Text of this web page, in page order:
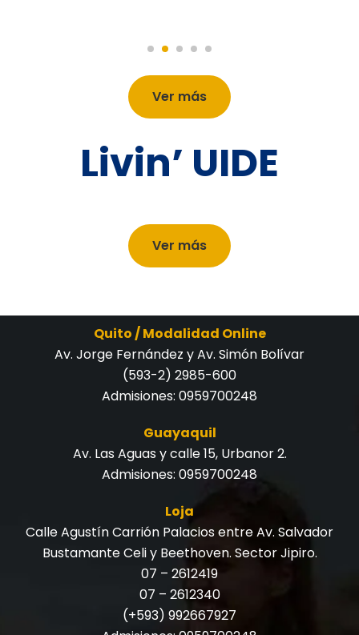
Ver más
Livin’ UIDE
Ver más
Quito / Modalidad Online
Av. Jorge Fernández y Av. Simón Bolívar
(593-2) 2985-600
Admisiones: 0959700248
Guayaquil
Av. Las Aguas y calle 15, Urbanor 2.
Admisiones: 0959700248
Loja
Calle Agustín Carrión Palacios entre Av. Salvador
Bustamante Celi y Beethoven. Sector Jipiro.
07 – 2612419
07 – 2612340
(+593) 992667927